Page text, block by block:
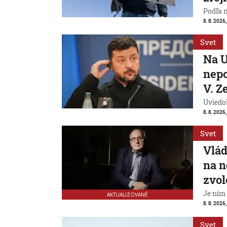
Podľa
8. 8.
Svet
Na
V.
8. 8.
AKTUALIZOVANÉ
Svet
na
Je
8. 8. 2026,
Svet